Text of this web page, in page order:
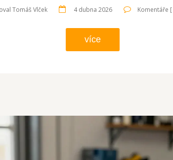
Tomáš Vlček 4 dubna 2026 Komentáře [
více